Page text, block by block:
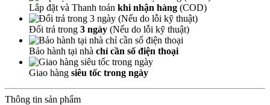
Lắp đặt và Thanh toán khi nhận hàng (COD)
Đổi trả trong 3 ngày (Nếu do lỗi kỹ thuật)
Bảo hành tại nhà chỉ cần số điện thoại
Giao hàng siêu tốc trong ngày
Thông tin sản phẩm